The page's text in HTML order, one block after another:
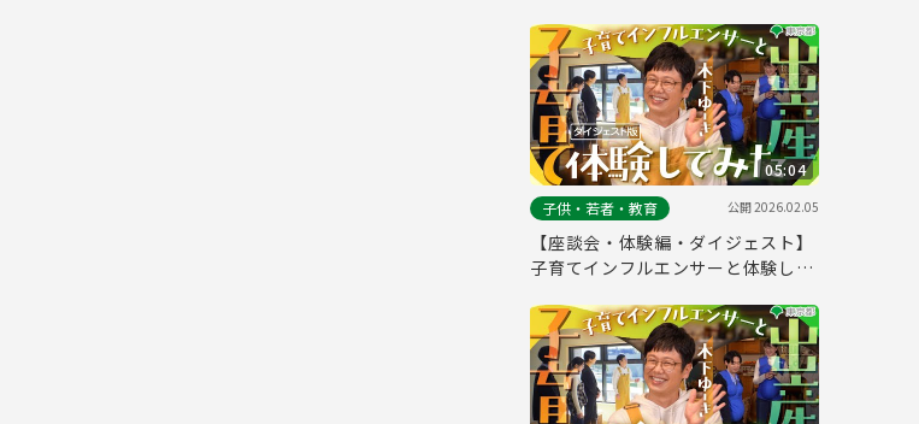
05:04
子供・若者・教育
公開2026.02.05
【座談会・体験編・ダイジェスト】
子育てインフルエンサーと体験して